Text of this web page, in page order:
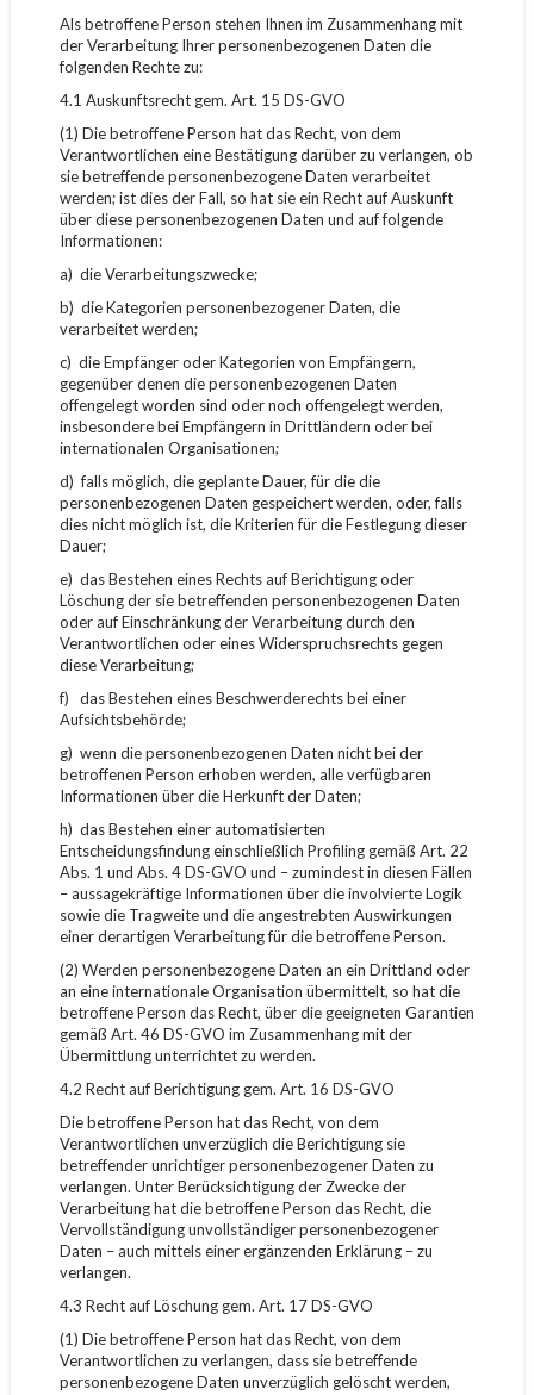
Als betroffene Person stehen Ihnen im Zusammenhang mit
der Verarbeitung Ihrer personenbezogenen Daten die
folgenden Rechte zu:
4.1 Auskunftsrecht gem. Art. 15 DS-GVO
(1) Die betroffene Person hat das Recht, von dem
Verantwortlichen eine Bestätigung darüber zu verlangen, ob
sie betreffende personenbezogene Daten verarbeitet
werden; ist dies der Fall, so hat sie ein Recht auf Auskunft
über diese personenbezogenen Daten und auf folgende
Informationen:
a) die Verarbeitungszwecke;
b) die Kategorien personenbezogener Daten, die
verarbeitet werden;
c) die Empfänger oder Kategorien von Empfängern,
gegenüber denen die personenbezogenen Daten
offengelegt worden sind oder noch offengelegt werden,
insbesondere bei Empfängern in Drittländern oder bei
internationalen Organisationen;
d) falls möglich, die geplante Dauer, für die die
personenbezogenen Daten gespeichert werden, oder, falls
dies nicht möglich ist, die Kriterien für die Festlegung dieser
Dauer;
e) das Bestehen eines Rechts auf Berichtigung oder
Löschung der sie betreffenden personenbezogenen Daten
oder auf Einschränkung der Verarbeitung durch den
Verantwortlichen oder eines Widerspruchsrechts gegen
diese Verarbeitung;
f) das Bestehen eines Beschwerderechts bei einer
Aufsichtsbehörde;
g) wenn die personenbezogenen Daten nicht bei der
betroffenen Person erhoben werden, alle verfügbaren
Informationen über die Herkunft der Daten;
h) das Bestehen einer automatisierten
Entscheidungsfindung einschließlich Profiling gemäß Art. 22
Abs. 1 und Abs. 4 DS-GVO und – zumindest in diesen Fällen
– aussagekräftige Informationen über die involvierte Logik
sowie die Tragweite und die angestrebten Auswirkungen
einer derartigen Verarbeitung für die betroffene Person.
(2) Werden personenbezogene Daten an ein Drittland oder
an eine internationale Organisation übermittelt, so hat die
betroffene Person das Recht, über die geeigneten Garantien
gemäß Art. 46 DS-GVO im Zusammenhang mit der
Übermittlung unterrichtet zu werden.
4.2 Recht auf Berichtigung gem. Art. 16 DS-GVO
Die betroffene Person hat das Recht, von dem
Verantwortlichen unverzüglich die Berichtigung sie
betreffender unrichtiger personenbezogener Daten zu
verlangen. Unter Berücksichtigung der Zwecke der
Verarbeitung hat die betroffene Person das Recht, die
Vervollständigung unvollständiger personenbezogener
Daten – auch mittels einer ergänzenden Erklärung – zu
verlangen.
4.3 Recht auf Löschung gem. Art. 17 DS-GVO
(1) Die betroffene Person hat das Recht, von dem
Verantwortlichen zu verlangen, dass sie betreffende
personenbezogene Daten unverzüglich gelöscht werden,